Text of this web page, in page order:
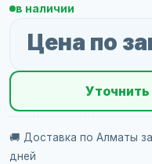
в наличии
Цена по
🚚 Доставка по Алматы
дней